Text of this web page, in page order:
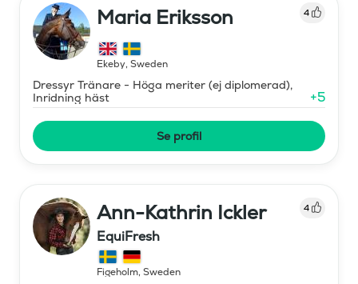
Maria Eriksson 4
Ekeby, Sweden
Dressyr Tränare - Höga meriter (ej diplomerad),
Inridning häst
+5
Se profil
Ann-Kathrin Ickler 4
EquiFresh
Figeholm, Sweden